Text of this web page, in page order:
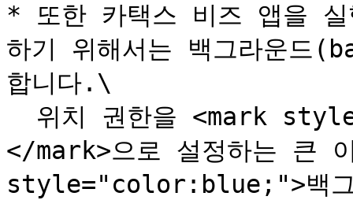
* 또한 카택스 비즈 앱을 실
하기 위해서는 백그라운드
합니다.\
</mark>으로 설정하는 큰
style="color:blue;">백그